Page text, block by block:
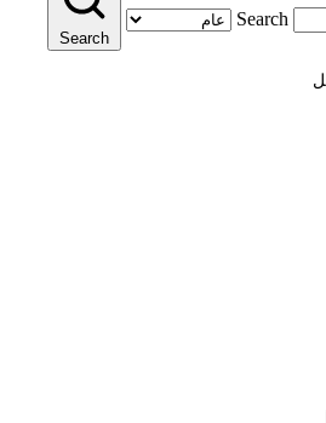
Search
Search